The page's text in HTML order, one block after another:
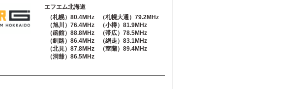
エフエム北海道
（札幌）80.4MHz
（札幌大通）79.2MHz
（旭川）76.4MHz
（小樽）81.9MHz
（函館）88.8MHz
（帯広）78.5MHz
（釧路）86.4MHz
（網走）83.1MHz
（北見）87.8MHz
（室蘭）89.4MHz
（洞爺）86.5MHz